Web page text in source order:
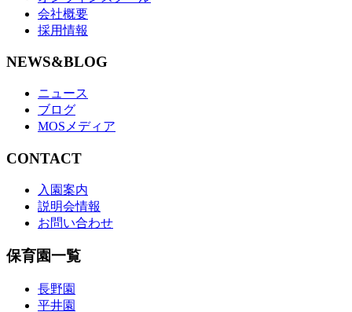
会社概要
採用情報
NEWS&BLOG
ニュース
ブログ
MOSメディア
CONTACT
入園案内
説明会情報
お問い合わせ
保育園一覧
長野園
平井園